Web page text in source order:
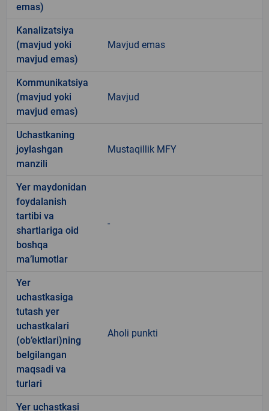
emas)
Kanalizatsiya
(mavjud yoki
mavjud emas)
Mavjud emas
Kommunikatsiya
(mavjud yoki
mavjud emas)
Mavjud
Uchastkaning
joylashgan
manzili
Mustaqillik MFY
Yer maydonidan
foydalanish
tartibi va
shartlariga oid
boshqa
ma’lumotlar
-
Yer
uchastkasiga
tutash yer
uchastkalari
(ob’ektlari)ning
belgilangan
maqsadi va
turlari
Aholi punkti
Yer uchastkasi